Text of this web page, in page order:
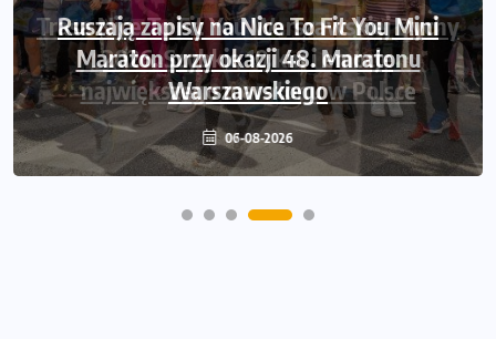
Ruszają zapisy na Nice To Fit You Mini
Maraton przy okazji 48. Maratonu
Warszawskiego
06-08-2026